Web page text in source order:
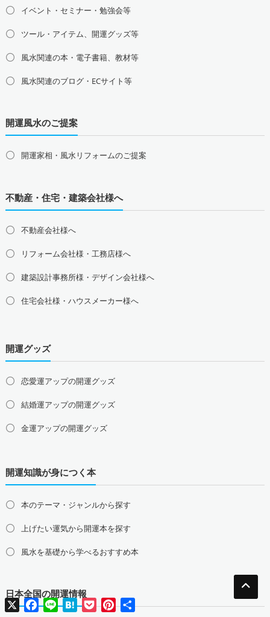
埼玉県の占い師募集・求人
千葉県の占い師募集・求人
茨城県の占い師募集・求人
栃木県の占い師募集・求人
山梨県の占い師募集・求人
新潟県の占い師募集・求人
東海地方の占い師募集・求人
愛知県の占い師募集・求人
岐阜県の占い師募集・求人
三重県の占い師募集・求人
静岡県の占い師募集・求人
富山県の占い師募集・求人
福井県の占い師募集・求人
関西地方の占い師募集・求人
大阪府の占い師募集・求人
兵庫県の占い師募集・求人
奈良県の占い師募集・求人
和歌山県の占い師募集・求人
中国地方の占い師募集・求人
山口県の占い師募集・求人
四国地方の占い師募集・求人
愛媛県の占い師募集・求人
九州地方の占い師募集・求人
大分県の占い師募集・求人
イベント・セミナー・勉強会等
ツール・アイテム、開運グッズ等
風水関連の本・電子書籍、教材等
風水関連のブログ・ECサイト等
開運風水のご提案
開運家相・風水リフォームのご提案
不動産・住宅・建築会社様へ
不動産会社様へ
リフォーム会社様・工務店様へ
建築設計事務所様・デザイン会社様へ
住宅会社様・ハウスメーカー様へ
開運グッズ
恋愛運アップの開運グッズ
結婚運アップの開運グッズ
金運アップの開運グッズ
健康運アップの開運グッズ
家庭運・家族運アップの開運グッズ
総合運・全体運アップの開運グッズ
2026年干支の午・馬の開運グッズ
幸運を呼ぶ、かわいい招き猫
開運知識が身につく本
本のテーマ・ジャンルから探す
上げたい運気から開運本を探す
風水を基礎から学べるおすすめ本
日本全国の開運情報
X Facebook
Line HatenaPocketPinterest